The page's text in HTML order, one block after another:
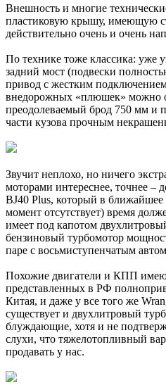
Внешность и многие
пластиковую крышу, имеющую
действительно очень и очень
По технике тоже классика: уже
задний мост (подвески
привод с жестким
внедорожных «плюшек» можно
преодолеваемый брод 750 мм и
части кузова прочным
Звучит неплохо, но ничего
моторами интереснее, точнее –
BJ40 Plus, который в
момент отсутствует) время
имеет под капотом
бензиновый турбомотор
паре с восьмиступенчатым
Похожие двигатели и КПП
представленных в РФ
Китая, и даже у все того же
существует и двухлитровый
блуждающие, хотя и не
слухи, что тяжелотопливный
продавать у нас.